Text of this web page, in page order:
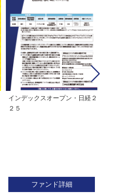
インデックスオープン・日経２
２５
ファンド詳細